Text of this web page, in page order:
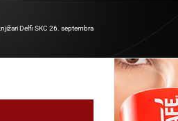
Delfi SKC 26. septembra